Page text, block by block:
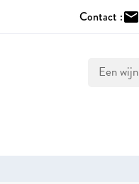
Contact :mail